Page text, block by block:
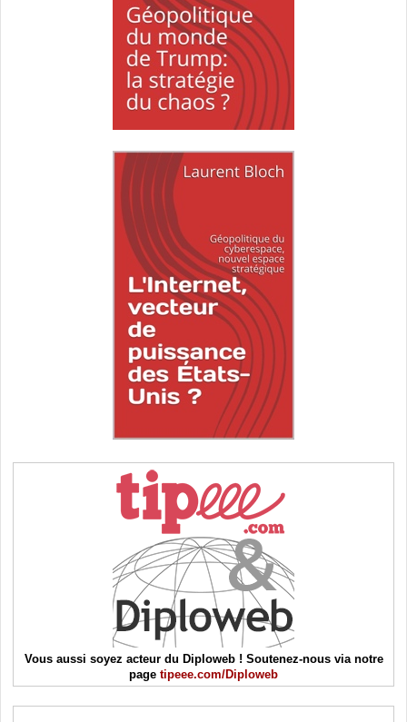
Vous aussi soyez acteur du Diploweb ! Soutenez-nous via notre
page tipeee.com/Diploweb